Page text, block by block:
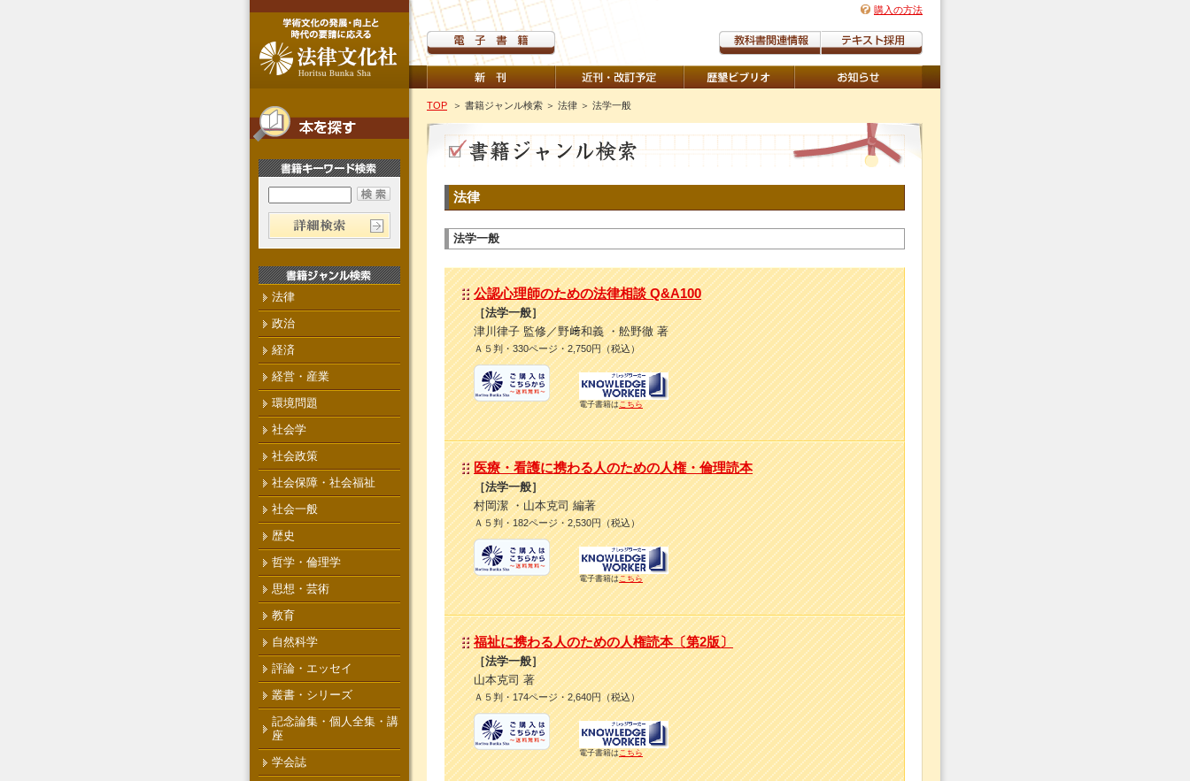
購入の方法
TOP ＞ 書籍ジャンル検索 ＞ 法律 ＞ 法学一般
法律
法学一般
公認心理師のための法律相談 Q&A100
［法学一般］
津川律子 監修／野﨑和義 ・舩野徹 著
Ａ５判・330ページ・2,750円（税込）
電子書籍はこちら
医療・看護に携わる人のための人権・倫理読本
［法学一般］
村岡潔 ・山本克司 編著
Ａ５判・182ページ・2,530円（税込）
電子書籍はこちら
福祉に携わる人のための人権読本〔第2版〕
［法学一般］
山本克司 著
Ａ５判・174ページ・2,640円（税込）
電子書籍はこちら
法律
政治
経済
経営・産業
環境問題
社会学
社会政策
社会保障・社会福祉
社会一般
歴史
哲学・倫理学
思想・芸術
教育
自然科学
評論・エッセイ
叢書・シリーズ
記念論集・個人全集・講
座
学会誌